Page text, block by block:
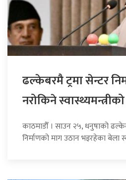
ढल्केबरमै ट्रमा सेन्टर
नरोकिने
काठमाडौँ । साउन २५, धनुषाको
निर्माणको माग उठान भइरहेका बेला